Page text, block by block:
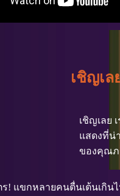
เชิญเล
เชิญเลย
แสดงที่น่
ของคุณภ
! แขกหลายคนตื่นเต้นเกิน